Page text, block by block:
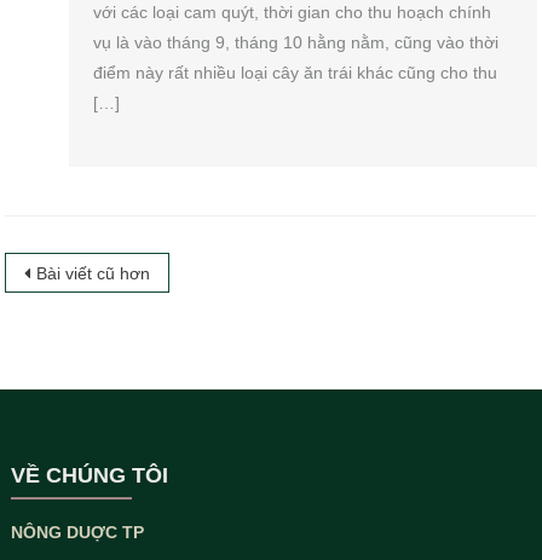
với các loại cam quýt, thời gian cho thu hoạch chính
vụ là vào tháng 9, tháng 10 hằng nằm, cũng vào thời
điểm này rất nhiều loại cây ăn trái khác cũng cho thu
[…]
Điều
Bài viết cũ hơn
VỀ CHÚNG TÔI
NÔNG DUỢC TP